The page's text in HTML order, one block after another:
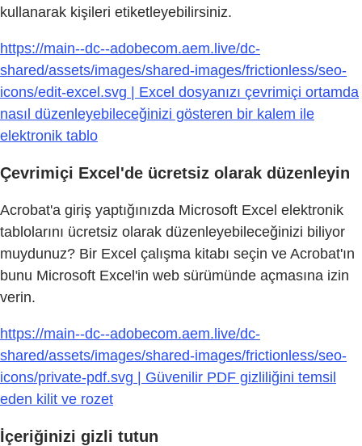
kullanarak kişileri etiketleyebilirsiniz.
https://main--dc--adobecom.aem.live/dc-
shared/assets/images/shared-images/frictionless/seo-
icons/edit-excel.svg | Excel dosyanızı çevrimiçi ortamda
nasıl düzenleyebileceğinizi gösteren bir kalem ile
elektronik tablo
Çevrimiçi Excel'de ücretsiz olarak düzenleyin
Acrobat'a giriş yaptığınızda Microsoft Excel elektronik
tablolarını ücretsiz olarak düzenleyebileceğinizi biliyor
muydunuz? Bir Excel çalışma kitabı seçin ve Acrobat'ın
bunu Microsoft Excel'in web sürümünde açmasına izin
verin.
https://main--dc--adobecom.aem.live/dc-
shared/assets/images/shared-images/frictionless/seo-
icons/private-pdf.svg | Güvenilir PDF gizliliğini temsil
eden kilit ve rozet
İçeriğinizi gizli tutun